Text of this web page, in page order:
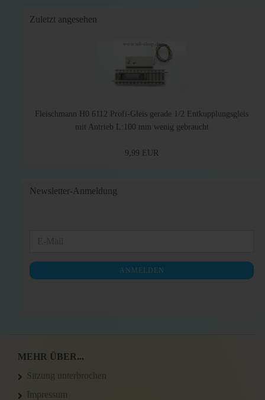
Zuletzt angesehen
Fleischmann H0 6112 Profi-Gleis gerade 1/2 Entkupplungsgleis
mit Antrieb L:100 mm wenig gebraucht
9,99 EUR
Newsletter-Anmeldung
NEWSLETTER-
ANMELDUNG
ANMELDEN
MEHR ÜBER...
Sitzung unterbrochen
Impressum